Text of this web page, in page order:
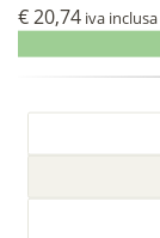
€ 20,74 iva inclusa